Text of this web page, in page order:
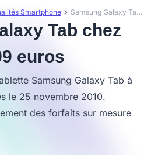
Smartphone Samsung Galaxy Tab chez Orange à 299 euros
Tab chez
euros
Samsung Galaxy Tab à
le 25 novembre 2010.
des forfaits sur mesure